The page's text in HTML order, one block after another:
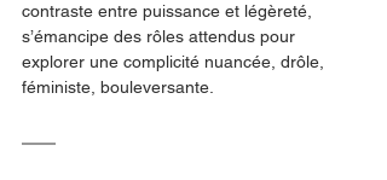
contraste entre puissance et légèreté,
s’émancipe des rôles attendus pour
explorer une complicité nuancée, drôle,
féministe, bouleversante.